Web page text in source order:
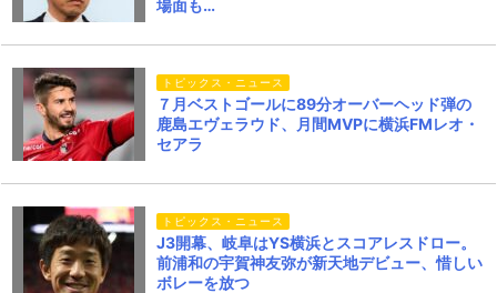
場面も…
トピックス・ニュース
７月ベストゴールに89分オーバーヘッド弾の
鹿島エヴェラウド、月間MVPに横浜FMレオ・
セアラ
トピックス・ニュース
J3開幕、岐阜はYS横浜とスコアレスドロー。
前浦和の宇賀神友弥が新天地デビュー、惜しい
ボレーを放つ